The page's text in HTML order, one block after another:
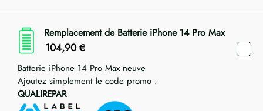
Remplacement de Batterie iPhone 14 Pro Max
104,90 €
Batterie iPhone 14 Pro Max neuve
Ajoutez simplement le code promo :
QUALIREPAR